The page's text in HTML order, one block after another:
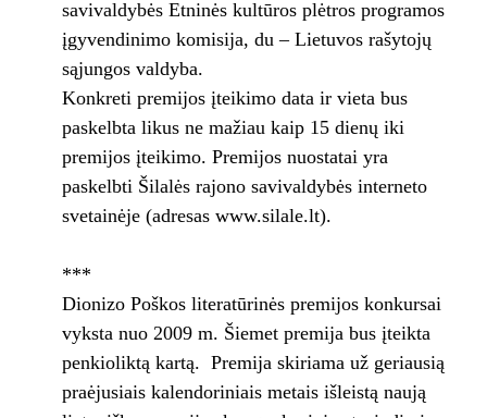
savivaldybės Etninės kultūros plėtros programos
įgyvendinimo komisija, du – Lietuvos rašytojų
sąjungos valdyba.
Konkreti premijos įteikimo data ir vieta bus
paskelbta likus ne mažiau kaip 15 dienų iki
premijos įteikimo. Premijos nuostatai yra
paskelbti Šilalės rajono savivaldybės interneto
svetainėje (adresas www.silale.lt).
***
Dionizo Poškos literatūrinės premijos konkursai
vyksta nuo 2009 m. Šiemet premija bus įteikta
penkioliktą kartą. Premija skiriama už geriausią
praėjusiais kalendoriniais metais išleistą naują